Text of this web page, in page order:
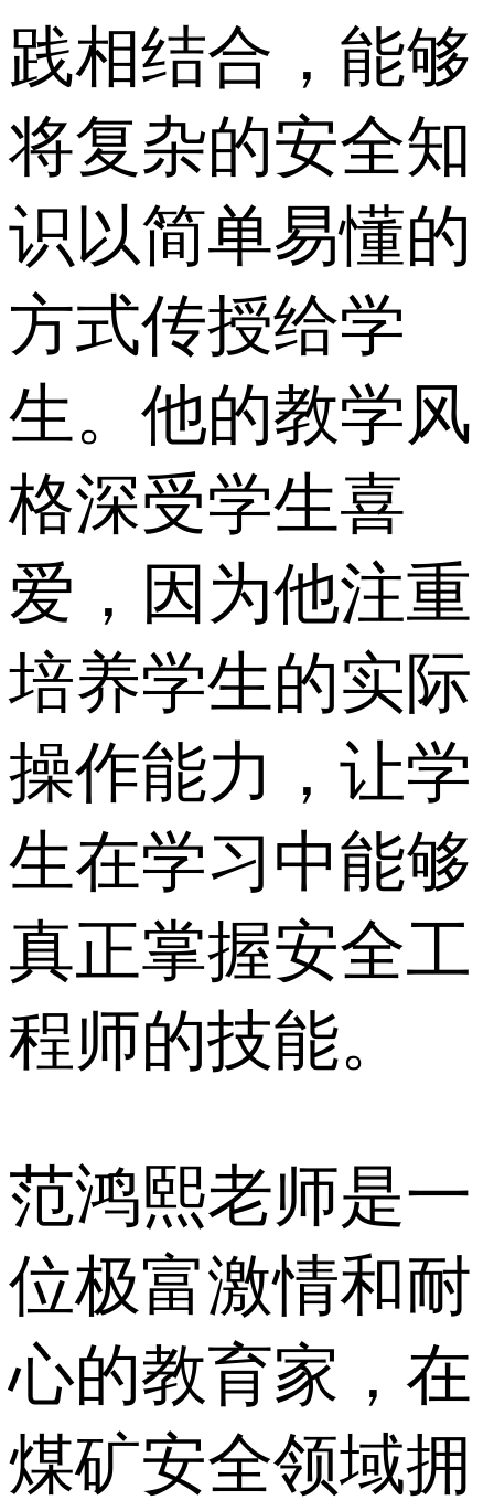
践相结合，能够
将复杂的安全知
识以简单易懂的
方式传授给学
生。他的教学风
格深受学生喜
爱，因为他注重
培养学生的实际
操作能力，让学
生在学习中能够
真正掌握安全工
程师的技能。
范鸿熙老师是一
位极富激情和耐
心的教育家，在
煤矿安全领域拥